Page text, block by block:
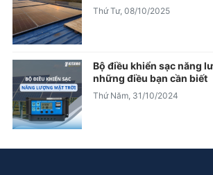
Thứ Tư, 08/10/2025
Bộ điều khiển sạc năng
những điều bạn cần biết
Thứ Năm, 31/10/2024